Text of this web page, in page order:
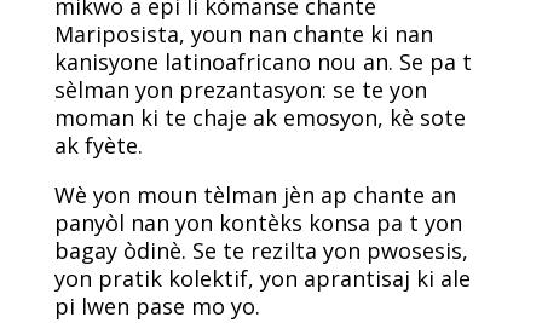
mikwo a epi li kòmanse chante
Mariposista, youn nan chante ki nan
kanisyone latinoafricano nou an. Se pa t
sèlman yon prezantasyon: se te yon
moman ki te chaje ak emosyon, kè sote
ak fyète.
Wè yon moun tèlman jèn ap chante an
panyòl nan yon kontèks konsa pa t yon
bagay òdinè. Se te rezilta yon pwosesis,
yon pratik kolektif, yon aprantisaj ki ale
pi lwen pase mo yo.